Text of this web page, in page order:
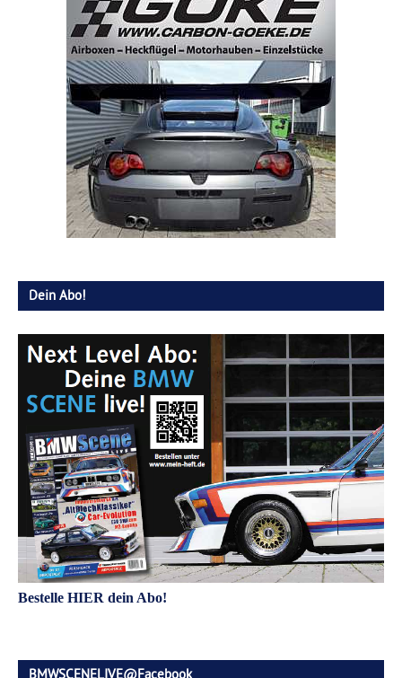
Dein Abo!
Bestelle HIER dein Abo!
BMWSCENELIVE@Facebook